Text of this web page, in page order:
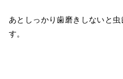
あとしっかり歯磨きしないと
す。